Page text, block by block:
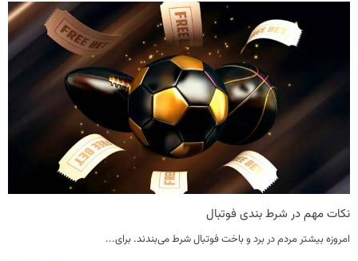
نکات مهم در شرط بندی فوتبال
امروزه بیشتر مردم در برد و باخت فوتبال شرط می‌بندند. برای...